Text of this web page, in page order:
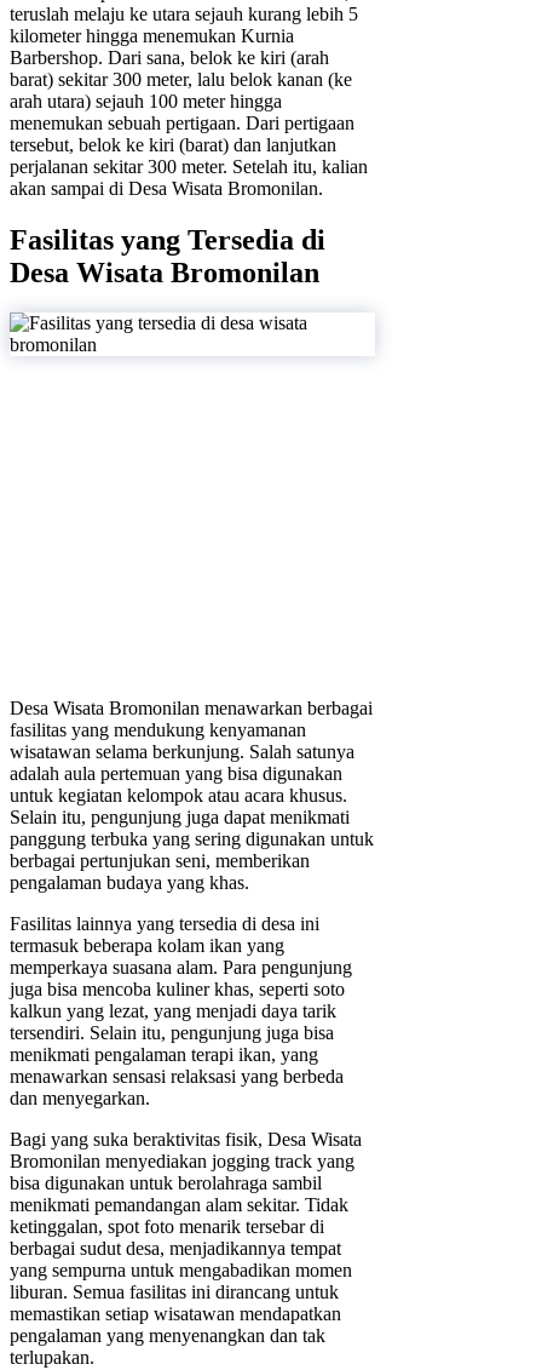
teruslah melaju ke utara sejauh kurang lebih 5
kilometer hingga menemukan Kurnia
Barbershop. Dari sana, belok ke kiri (arah
barat) sekitar 300 meter, lalu belok kanan (ke
arah utara) sejauh 100 meter hingga
menemukan sebuah pertigaan. Dari pertigaan
tersebut, belok ke kiri (barat) dan lanjutkan
perjalanan sekitar 300 meter. Setelah itu, kalian
akan sampai di Desa Wisata Bromonilan.
Fasilitas yang Tersedia di
Desa Wisata Bromonilan
Desa Wisata Bromonilan menawarkan berbagai
fasilitas yang mendukung kenyamanan
wisatawan selama berkunjung. Salah satunya
adalah aula pertemuan yang bisa digunakan
untuk kegiatan kelompok atau acara khusus.
Selain itu, pengunjung juga dapat menikmati
panggung terbuka yang sering digunakan untuk
berbagai pertunjukan seni, memberikan
pengalaman budaya yang khas.
Fasilitas lainnya yang tersedia di desa ini
termasuk beberapa kolam ikan yang
memperkaya suasana alam. Para pengunjung
juga bisa mencoba kuliner khas, seperti soto
kalkun yang lezat, yang menjadi daya tarik
tersendiri. Selain itu, pengunjung juga bisa
menikmati pengalaman terapi ikan, yang
menawarkan sensasi relaksasi yang berbeda
dan menyegarkan.
Bagi yang suka beraktivitas fisik, Desa Wisata
Bromonilan menyediakan jogging track yang
bisa digunakan untuk berolahraga sambil
menikmati pemandangan alam sekitar. Tidak
ketinggalan, spot foto menarik tersebar di
berbagai sudut desa, menjadikannya tempat
yang sempurna untuk mengabadikan momen
liburan. Semua fasilitas ini dirancang untuk
memastikan setiap wisatawan mendapatkan
pengalaman yang menyenangkan dan tak
terlupakan.